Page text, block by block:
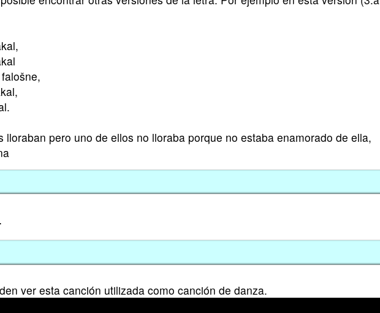
pero uno de ellos no lloraba porque no estaba enamorado de ella,
ver esta canción utilizada como canción de danza.